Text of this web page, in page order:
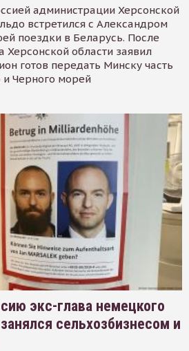
администрации Херсонской
встретился с Александром
поездки в Беларусь. После
Херсонской области заявил
готов передать Минску часть
и Черного морей
экс-глава немецкого
сельхозбизнесом и